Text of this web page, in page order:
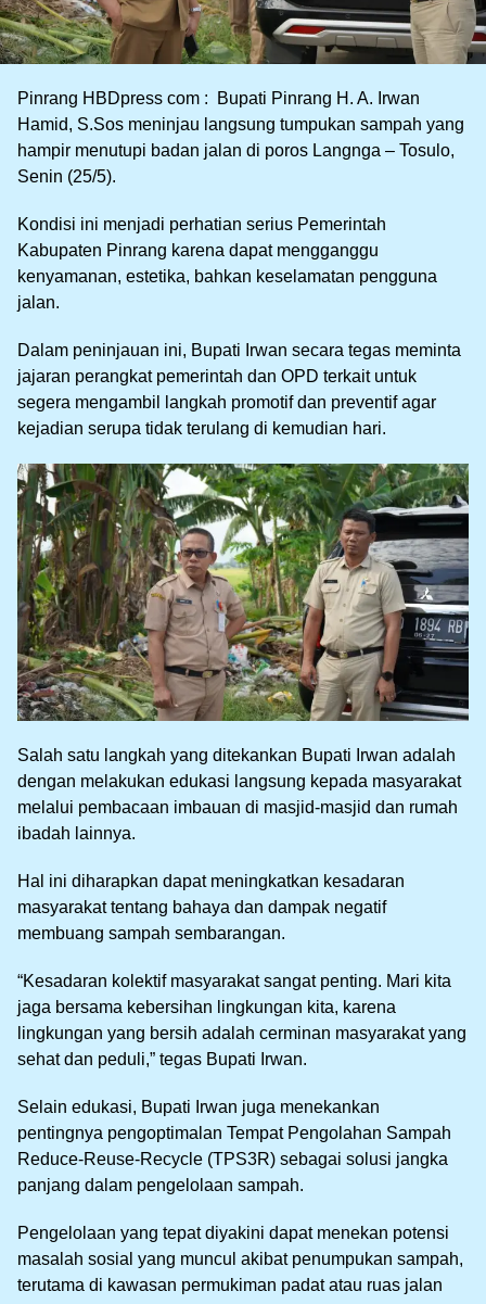
Pinrang HBDpress com : Bupati Pinrang H. A. Irwan
Hamid, S.Sos meninjau langsung tumpukan sampah yang
hampir menutupi badan jalan di poros Langnga – Tosulo,
Senin (25/5).
Kondisi ini menjadi perhatian serius Pemerintah
Kabupaten Pinrang karena dapat mengganggu
kenyamanan, estetika, bahkan keselamatan pengguna
jalan.
Dalam peninjauan ini, Bupati Irwan secara tegas meminta
jajaran perangkat pemerintah dan OPD terkait untuk
segera mengambil langkah promotif dan preventif agar
kejadian serupa tidak terulang di kemudian hari.
Salah satu langkah yang ditekankan Bupati Irwan adalah
dengan melakukan edukasi langsung kepada masyarakat
melalui pembacaan imbauan di masjid-masjid dan rumah
ibadah lainnya.
Hal ini diharapkan dapat meningkatkan kesadaran
masyarakat tentang bahaya dan dampak negatif
membuang sampah sembarangan.
“Kesadaran kolektif masyarakat sangat penting. Mari kita
jaga bersama kebersihan lingkungan kita, karena
lingkungan yang bersih adalah cerminan masyarakat yang
sehat dan peduli,” tegas Bupati Irwan.
Selain edukasi, Bupati Irwan juga menekankan
pentingnya pengoptimalan Tempat Pengolahan Sampah
Reduce-Reuse-Recycle (TPS3R) sebagai solusi jangka
panjang dalam pengelolaan sampah.
Pengelolaan yang tepat diyakini dapat menekan potensi
masalah sosial yang muncul akibat penumpukan sampah,
terutama di kawasan permukiman padat atau ruas jalan